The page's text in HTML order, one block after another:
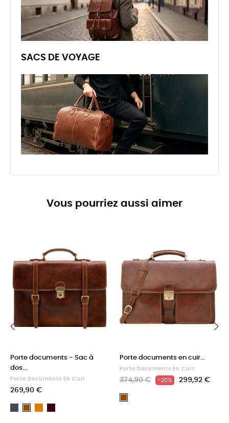
SACS DE VOYAGE
Vous pourriez aussi aimer
Porte documents - Sac à
dos...
Porte Documents En Cuir
269,90 €
Porte documents en cuir...
Porte Documents En Cuir
374,90 € -20% 299,92 €